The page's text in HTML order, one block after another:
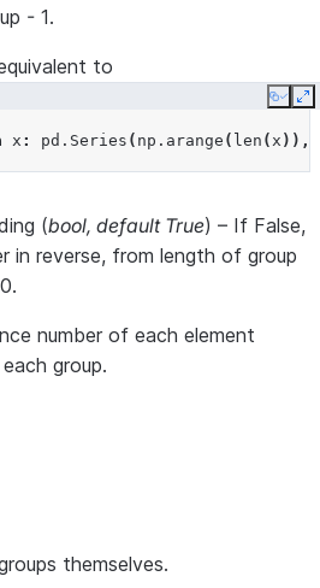
- 1.
to
Copy
x : pd . Series ( np . arange ( len (x )),
(bool, default True) – If False,
in reverse, from length of group
number of each element
group.
themselves.